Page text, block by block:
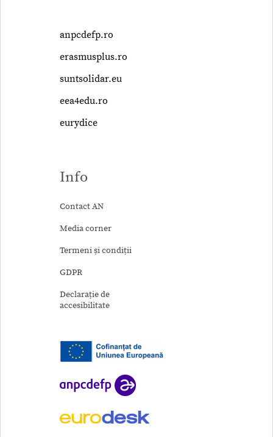
anpcdefp.ro
erasmusplus.ro
suntsolidar.eu
eea4edu.ro
eurydice
Info
Contact AN
Media corner
Termeni și condiții
GDPR
Declarație de
accesibilitate